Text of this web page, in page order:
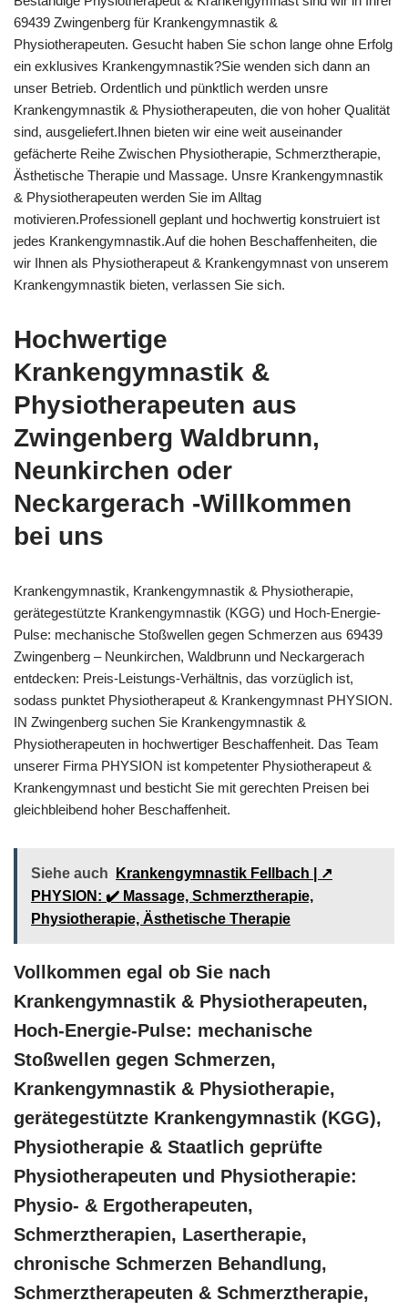
69439 Zwingenberg für Krankengymnastik &
Physiotherapeuten. Gesucht haben Sie schon lange ohne Erfolg
ein exklusives Krankengymnastik?Sie wenden sich dann an
unser Betrieb. Ordentlich und pünktlich werden unsre
Krankengymnastik & Physiotherapeuten, die von hoher Qualität
sind, ausgeliefert.Ihnen bieten wir eine weit auseinander
gefächerte Reihe Zwischen Physiotherapie, Schmerztherapie,
Ästhetische Therapie und Massage. Unsre Krankengymnastik
& Physiotherapeuten werden Sie im Alltag
motivieren.Professionell geplant und hochwertig konstruiert ist
jedes Krankengymnastik.Auf die hohen Beschaffenheiten, die
wir Ihnen als Physiotherapeut & Krankengymnast von unserem
Krankengymnastik bieten, verlassen Sie sich.
Hochwertige
Krankengymnastik &
Physiotherapeuten aus
Zwingenberg Waldbrunn,
Neunkirchen oder
Neckargerach -Willkommen
bei uns
Krankengymnastik, Krankengymnastik & Physiotherapie,
gerätegestützte Krankengymnastik (KGG) und Hoch-Energie-
Pulse: mechanische Stoßwellen gegen Schmerzen aus 69439
Zwingenberg – Neunkirchen, Waldbrunn und Neckargerach
entdecken: Preis-Leistungs-Verhältnis, das vorzüglich ist,
sodass punktet Physiotherapeut & Krankengymnast PHYSION.
IN Zwingenberg suchen Sie Krankengymnastik &
Physiotherapeuten in hochwertiger Beschaffenheit. Das Team
unserer Firma PHYSION ist kompetenter Physiotherapeut &
Krankengymnast und besticht Sie mit gerechten Preisen bei
gleichbleibend hoher Beschaffenheit.
Siehe auch
Krankengymnastik Fellbach | ↗️
PHYSION: ✔️ Massage, Schmerztherapie,
Physiotherapie, Ästhetische Therapie
Vollkommen egal ob Sie nach
Krankengymnastik & Physiotherapeuten,
Hoch-Energie-Pulse: mechanische
Stoßwellen gegen Schmerzen,
Krankengymnastik & Physiotherapie,
gerätegestützte Krankengymnastik (KGG),
Physiotherapie & Staatlich geprüfte
Physiotherapeuten und Physiotherapie:
Physio- & Ergotherapeuten,
Schmerztherapien, Lasertherapie,
chronische Schmerzen Behandlung,
Schmerztherapeuten & Schmerztherapie,